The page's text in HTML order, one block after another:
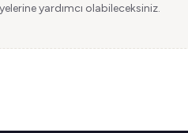
yardımcı olabileceksiniz.